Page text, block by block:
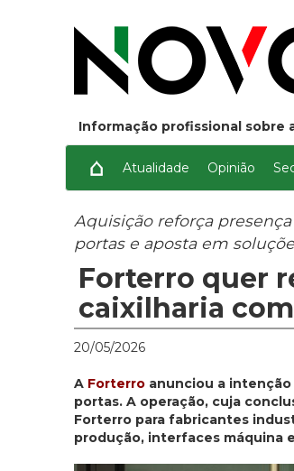
Informação profissional sobre
Atualidade Opinião
Aquisição reforça
portas e aposta em
Forterro quer
caixilharia
20/05/2026
A Forterro anunciou a
portas. A operação, cuja
Forterro para fabricantes
produção, interfaces máquina